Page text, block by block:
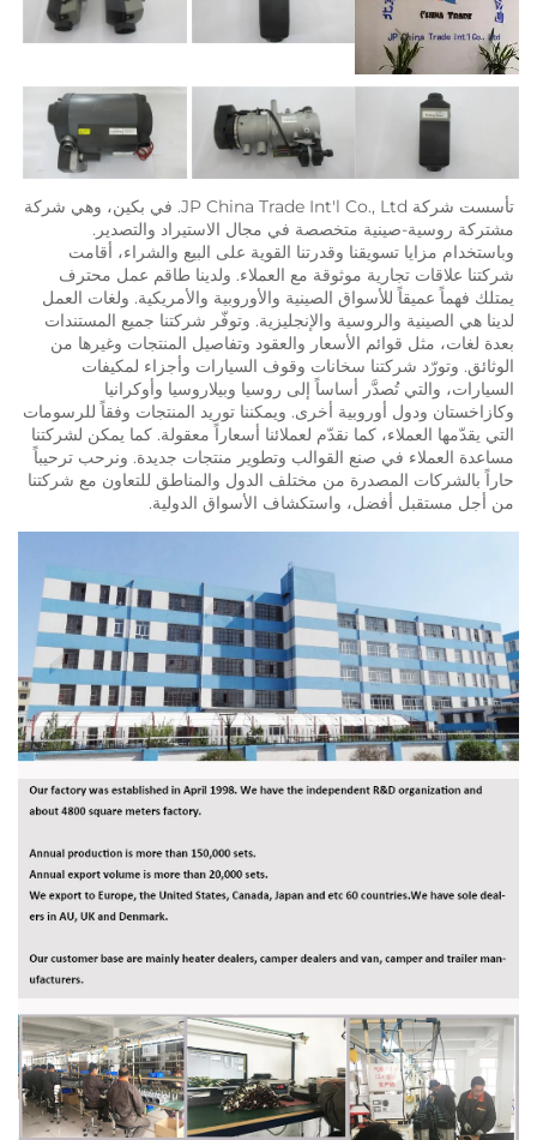
تأسست شركة JP China Trade Int'l Co., Ltd. في بكين، وهي شركة
مشتركة روسية-صينية متخصصة في مجال الاستيراد والتصدير.
وباستخدام مزايا تسويقنا وقدرتنا القوية على البيع والشراء، أقامت
شركتنا علاقات تجارية موثوقة مع العملاء. ولدينا طاقم عمل محترف
يمتلك فهماً عميقاً للأسواق الصينية والأوروبية والأمريكية. ولغات العمل
لدينا هي الصينية والروسية والإنجليزية. وتوفّر شركتنا جميع المستندات
الوثائق. وتورّد شركتنا سخانات وقوف السيارات وأجزاء لمكيفات
السيارات، والتي تُصدَّر أساساً إلى روسيا وبيلاروسيا وأوكرانيا
وكازاخستان ودول أوروبية أخرى. ويمكننا توريد المنتجات وفقاً للرسومات
التي يقدّمها العملاء، كما نقدّم لعملائنا أسعاراً معقولة. كما يمكن لشركتنا
حاراً بالشركات المصدرة من مختلف الدول والمناطق للتعاون مع شركتنا
واستكشاف الأسواق الدولية.